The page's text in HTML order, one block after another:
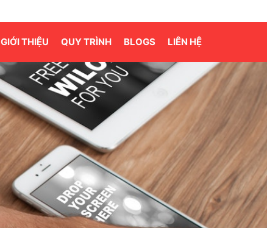
GIỚI THIỆU QUY TRÌNH BLOGS LIÊN HỆ